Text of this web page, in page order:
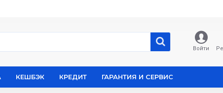
Войти
КЕШБЭК КРЕДИТ ГАРАНТИЯ И СЕРВИС